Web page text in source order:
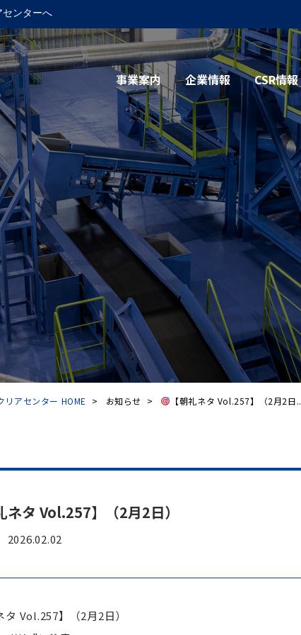
ンターへ
事業案内 企業情報 CSR情報
アセンター HOME > お知らせ > 【朝礼ネタ Vol.257】（2月2日
ネタ Vol.257】（2月2日）
2026.02.02
タ Vol.257】（2月2日）